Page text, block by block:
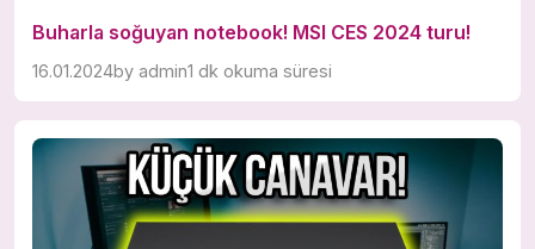
Buharla soğuyan notebook! MSI CES 2024 turu!
16.01.2024by admin1 dk okuma süresi